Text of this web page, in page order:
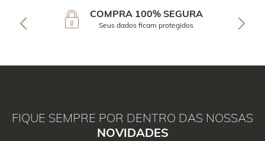
COMPRA 100% SEGURA
Seus dados ficam protegidos
FIQUE SEMPRE POR DENTRO DAS NOSSAS
NOVIDADES